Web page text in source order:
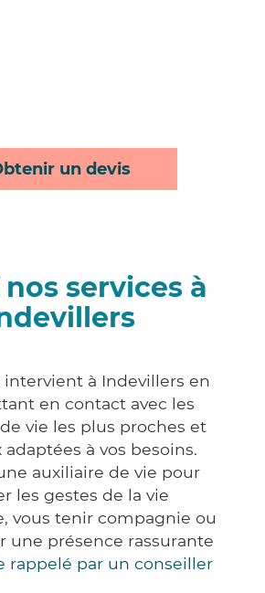
un devis
services à
intervient à Indevillers en
en contact avec les
vie les plus proches et
à vos besoins.
auxiliaire de vie pour
les gestes de la vie
vous tenir compagnie ou
une présence rassurante
rappelé par un conseiller